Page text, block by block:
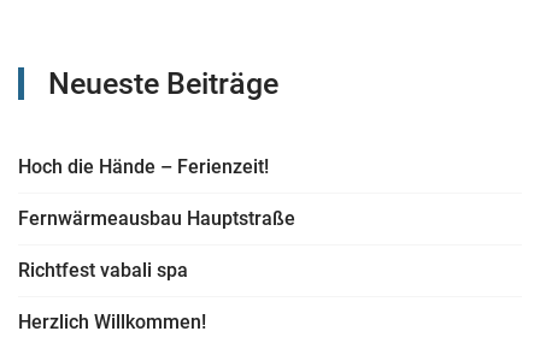
Neueste Beiträge
Hoch die Hände – Ferienzeit!
Fernwärmeausbau Hauptstraße
Richtfest vabali spa
Herzlich Willkommen!